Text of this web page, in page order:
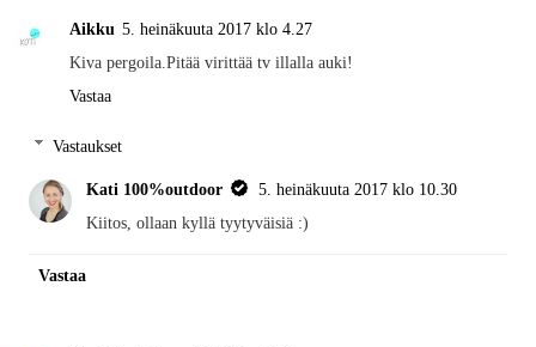
Aikku 5. heinäkuuta 2017 klo 4.27
Kiva pergoila.Pitää virittää tv illalla auki!
Vastaa
Vastaukset
Kati 100%outdoor
5. heinäkuuta 2017 klo 10.30
Kiitos, ollaan kyllä tyytyväisiä :)
Vastaa